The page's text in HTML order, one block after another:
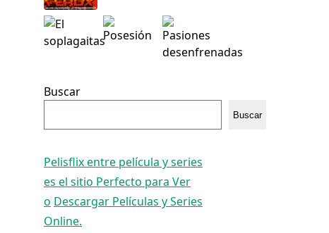
Buscar
Buscar
Pelisflix entre película y series
es el sitio Perfecto para Ver
o Descargar Películas y Series
Online.